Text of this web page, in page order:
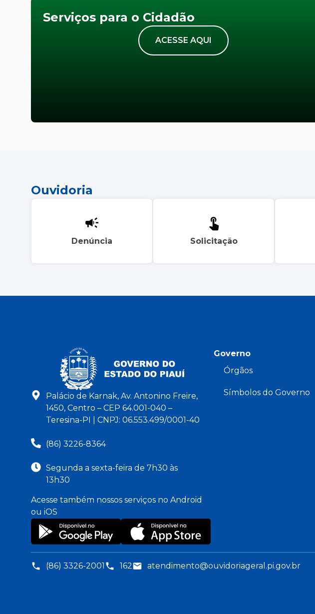
Serviços para o Cidadão
ACESSE AQUI
Ouvidoria
Denúncia Solicitação
Palácio de Karnak, Av. Antonino Freire,
1450, Centro – CEP 64.001-040 –
Teresina-PI | CNPJ: 06.553.499/0001-40
(86) 3226-8364
Segunda a sexta-feira de 7h30 às
13h30
Acesse também nossos serviços no Android
ou iOS
Governo
Órgãos
Símbolos do Governo
(86) 3326-2001 162 atendimento@ouvidoriageral.pi.gov.br